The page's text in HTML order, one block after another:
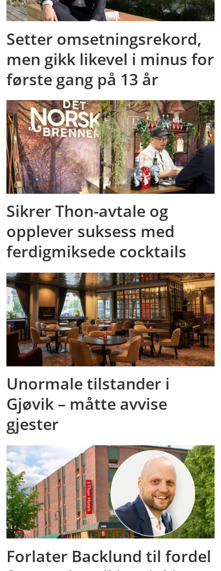
Setter omsetningsrekord,
men gikk likevel i minus for
første gang på 13 år
Sikrer Thon-avtale og
opplever suksess med
ferdigmiksede cocktails
Unormale tilstander i
Gjøvik – måtte avvise
gjester
Forlater Backlund til fordel